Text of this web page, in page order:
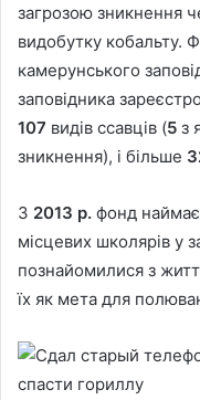
загрозою зникнення
видобутку кобальту.
камерунського
заповідника
107 видів ссавців (5 з
зникнення), і більше
З 2013 р. фонд наймає
місцевих школярів у
познайомилися з
їх як мета для